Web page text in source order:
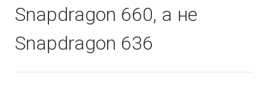
Snapdragon 660, а не
Snapdragon 636